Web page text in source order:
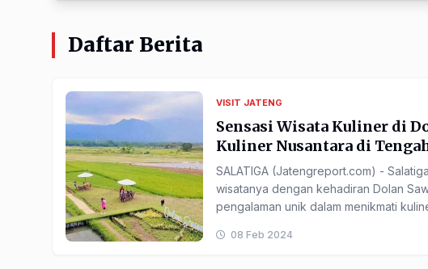
Daftar Berita
VISIT JATENG
Sensasi Wisata Kuliner di
Kuliner Nusantara di
SALATIGA (Jatengreport.com) -
wisatanya dengan kehadiran Dolan
pengalaman unik dalam menikmati
08 Feb 2024